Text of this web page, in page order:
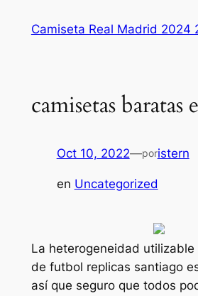
Camiseta Real Madrid 2024
camisetas baratas
Oct 10, 2022—poristern
en Uncategorized
La heterogeneidad
de futbol replicas santiago
así que seguro que todos